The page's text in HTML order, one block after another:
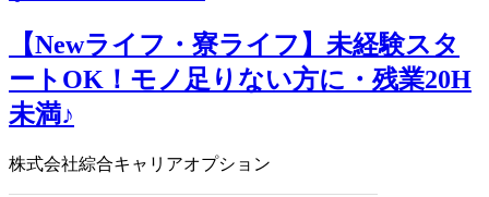
【Newライフ・寮ライフ】未経験スタ
ートOK！モノ足りない方に・残業20H
未満♪
株式会社綜合キャリアオプション